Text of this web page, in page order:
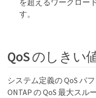
を超えるワークロー
す。
QoS のしきい
システム定義の QoS パ
ONTAP の QoS 最大スル